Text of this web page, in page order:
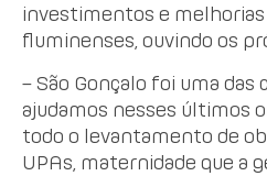
investimentos e melhorias
fluminenses, ouvindo os
– São Gonçalo foi uma das
ajudamos nesses últimos
todo o levantamento de
UPAs, maternidade que a